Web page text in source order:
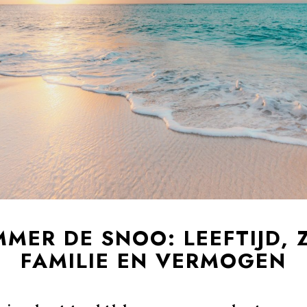
DE SNOO: LEEFTIJD,
FAMILIE EN VERMOGEN